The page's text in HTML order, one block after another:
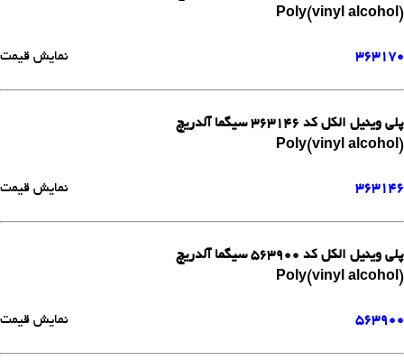
Poly(vinyl alcohol)
363170 نمایش قیمت
پلی وینیل الکل کد 363146 سیگما آلدریچ
Poly(vinyl alcohol)
363146 نمایش قیمت
پلی وینیل الکل کد 563900 سیگما آلدریچ
Poly(vinyl alcohol)
563900 نمایش قیمت